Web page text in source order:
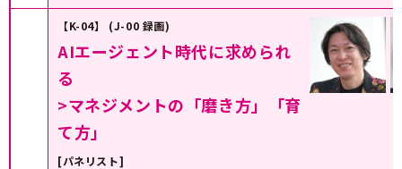
【K-04】 (J-00 録画)
AIエージェント時代に求められ
る
>マネジメントの「磨き方」「育
て方」
[パネリスト]